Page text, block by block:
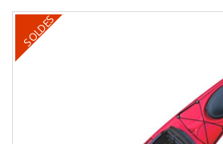
SOLDES